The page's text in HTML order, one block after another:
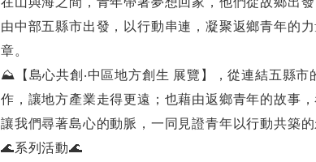
由中部五縣市出發，以行動串連，凝聚返鄉青年的
章。
⛰️【島心共創‧中區地方創生 展覽】，從連結五縣
作，讓地方產業走得更遠；也藉由返鄉青年的故事
讓我們尋著島心的動脈，一同見證青年以行動共築
🌊系列活動🌊